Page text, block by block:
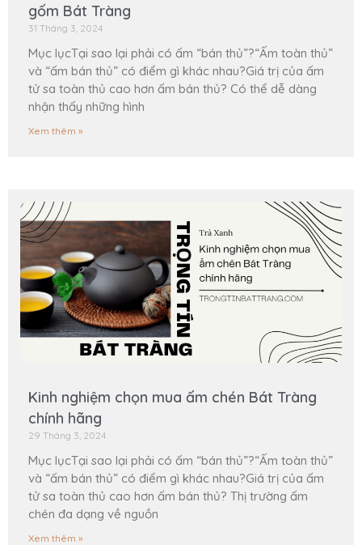
gốm Bát Tràng
31 Tháng 3, 2024
Mục lụcTại sao lại phải có ấm “bán thủ”?“Ấm toàn thủ”
và “ấm bán thủ” có điểm gì khác nhau?Giá trị của ấm
tử sa toàn thủ cao hơn ấm bán thủ? Có thể dễ dàng
nhận thấy những hình
Xem thêm »
Kinh nghiệm chọn mua ấm chén Bát Tràng
chính hãng
29 Tháng 3, 2024
Mục lụcTại sao lại phải có ấm “bán thủ”?“Ấm toàn thủ”
và “ấm bán thủ” có điểm gì khác nhau?Giá trị của ấm
tử sa toàn thủ cao hơn ấm bán thủ? Thị trường ấm
chén đa dạng về nguồn
Xem thêm »